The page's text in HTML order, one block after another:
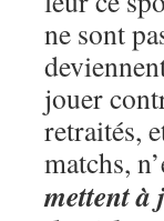
ne sont
jouer
retraités,
matchs,
mettent à